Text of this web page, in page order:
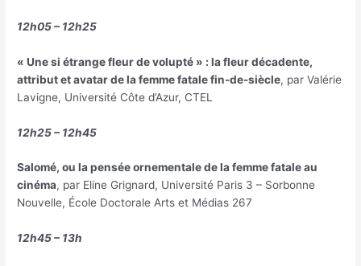
12h05 – 12h25
« Une si étrange fleur de volupté » : la fleur décadente,
attribut et avatar de la femme fatale fin-de-siècle, par Valérie
Lavigne, Université Côte d’Azur, CTEL
12h25 – 12h45
Salomé, ou la pensée ornementale de la femme fatale au
cinéma, par Eline Grignard, Université Paris 3 – Sorbonne
Nouvelle, École Doctorale Arts et Médias 267
12h45 – 13h